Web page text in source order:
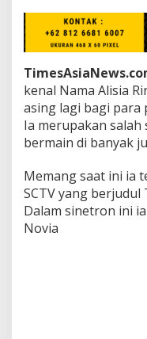
i
n
e
t
r
o
n
T
a
k
i
r
C
i
kenal Nama Alisia
asing lagi bagi para
Ia merupakan
bermain di banyak
Memang saat ini ia
SCTV yang berjudul
Dalam sinetron ini
Novia